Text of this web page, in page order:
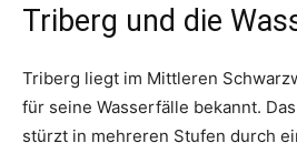
Triberg und die
Triberg liegt im Mittleren
für seine Wasserfälle bekannt.
stürzt in mehreren Stufen durch